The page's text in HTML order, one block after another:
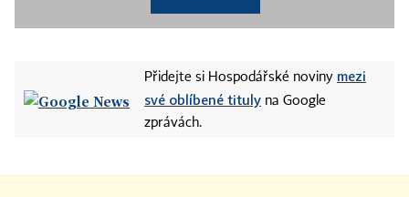
Přidejte si Hospodářské noviny mezi
své oblíbené tituly na Google
zprávách.